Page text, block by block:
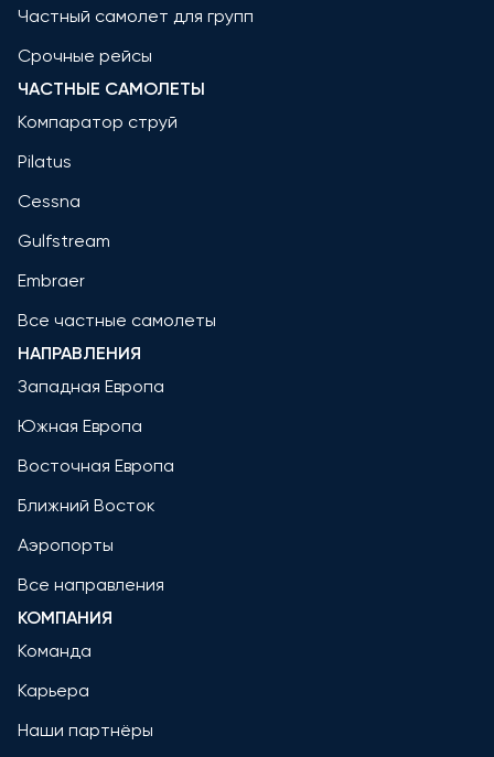
Частный самолет для групп
Срочные рейсы
ЧАСТНЫЕ САМОЛЕТЫ
Компаратор струй
Pilatus
Cessna
Gulfstream
Embraer
Все частные самолеты
НАПРАВЛЕНИЯ
Западная Европа
Южная Европа
Восточная Европа
Ближний Восток
Аэропорты
Все направления
КОМПАНИЯ
Команда
Карьера
Наши партнёры